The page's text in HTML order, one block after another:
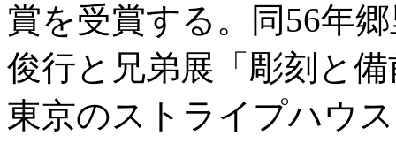
賞を受賞する。同56年
俊行と兄弟展「彫刻と
東京のストライプハウ